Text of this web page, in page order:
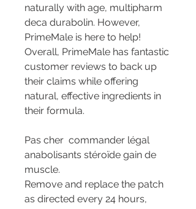
naturally with age, multipharm
deca durabolin. However,
PrimeMale is here to help!
Overall, PrimeMale has fantastic
customer reviews to back up
their claims while offering
natural, effective ingredients in
their formula.
Pas cher  commander légal
anabolisants stéroïde gain de
muscle.
Remove and replace the patch
as directed every 24 hours,